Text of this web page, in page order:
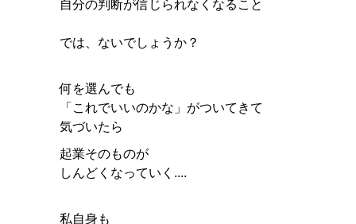
自分の判断が信じられなくなること
では、ないでしょうか？
何を選んでも
「これでいいのかな」がついてきて
気づいたら
起業そのものが
しんどくなっていく....
私自身も